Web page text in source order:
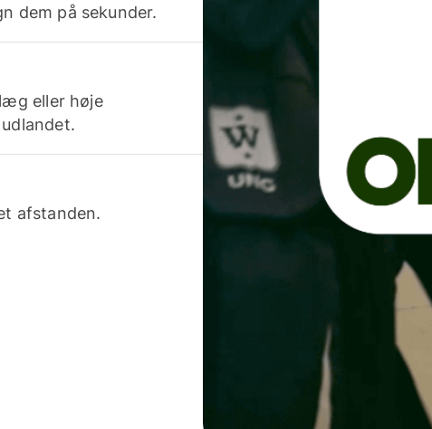
dem på sekunder.
eller høje
afstanden.